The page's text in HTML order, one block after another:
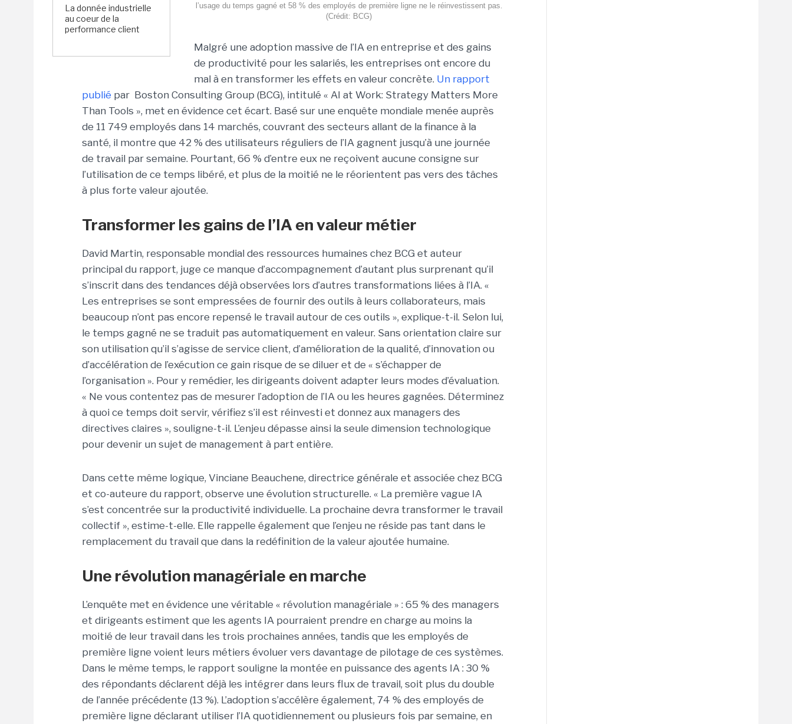
La donnée industrielle
au coeur de la
performance client
l’usage du temps gagné et 58 % des employés de première ligne ne le réinvestissent pas.
(Crédit: BCG)
Malgré une adoption massive de l’IA en entreprise et des gains
de productivité pour les salariés, les entreprises ont encore du
mal à en transformer les effets en valeur concrète. Un rapport
publié par Boston Consulting Group (BCG), intitulé « AI at Work: Strategy Matters More
Than Tools », met en évidence cet écart. Basé sur une enquête mondiale menée auprès
de 11 749 employés dans 14 marchés, couvrant des secteurs allant de la finance à la
santé, il montre que 42 % des utilisateurs réguliers de l’IA gagnent jusqu’à une journée
de travail par semaine. Pourtant, 66 % d’entre eux ne reçoivent aucune consigne sur
l’utilisation de ce temps libéré, et plus de la moitié ne le réorientent pas vers des tâches
à plus forte valeur ajoutée.
Transformer les gains de l’IA en valeur métier
David Martin, responsable mondial des ressources humaines chez BCG et auteur
principal du rapport, juge ce manque d’accompagnement d’autant plus surprenant qu’il
s’inscrit dans des tendances déjà observées lors d’autres transformations liées à l’IA. «
Les entreprises se sont empressées de fournir des outils à leurs collaborateurs, mais
beaucoup n’ont pas encore repensé le travail autour de ces outils », explique-t-il. Selon lui,
le temps gagné ne se traduit pas automatiquement en valeur. Sans orientation claire sur
son utilisation qu’il s’agisse de service client, d’amélioration de la qualité, d’innovation ou
d’accélération de l’exécution ce gain risque de se diluer et de « s’échapper de
l’organisation ». Pour y remédier, les dirigeants doivent adapter leurs modes d’évaluation.
« Ne vous contentez pas de mesurer l’adoption de l’IA ou les heures gagnées. Déterminez
à quoi ce temps doit servir, vérifiez s’il est réinvesti et donnez aux managers des
directives claires », souligne-t-il. L’enjeu dépasse ainsi la seule dimension technologique
pour devenir un sujet de management à part entière.
Dans cette même logique, Vinciane Beauchene, directrice générale et associée chez BCG
et co-auteure du rapport, observe une évolution structurelle. « La première vague IA
s’est concentrée sur la productivité individuelle. La prochaine devra transformer le travail
collectif », estime-t-elle. Elle rappelle également que l’enjeu ne réside pas tant dans le
remplacement du travail que dans la redéfinition de la valeur ajoutée humaine.
Une révolution managériale en marche
L’enquête met en évidence une véritable « révolution managériale » : 65 % des managers
et dirigeants estiment que les agents IA pourraient prendre en charge au moins la
moitié de leur travail dans les trois prochaines années, tandis que les employés de
première ligne voient leurs métiers évoluer vers davantage de pilotage de ces systèmes.
Dans le même temps, le rapport souligne la montée en puissance des agents IA : 30 %
des répondants déclarent déjà les intégrer dans leurs flux de travail, soit plus du double
de l’année précédente (13 %). L’adoption s’accélère également, 74 % des employés de
première ligne déclarant utiliser l’IA quotidiennement ou plusieurs fois par semaine, en